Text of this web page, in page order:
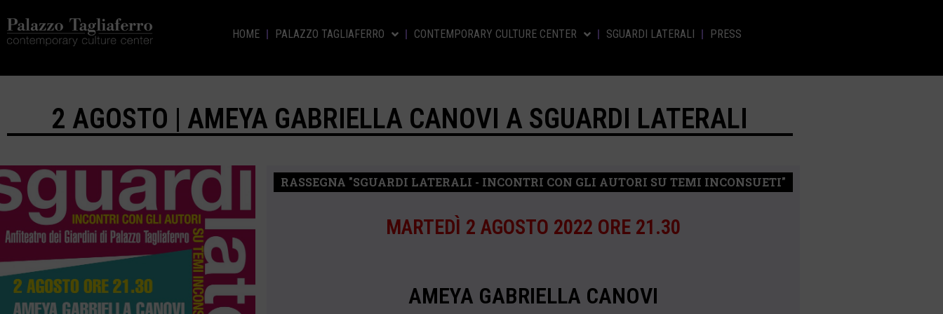
HOME PALAZZO TAGLIAFERRO CONTEMPORARY CULTURE CENTER SGUARDI LATERALI PRESS
2 AGOSTO | AMEYA GABRIELLA CANOVI A SGUARDI LATERALI
RASSEGNA "SGUARDI LATERALI - INCONTRI CON GLI AUTORI SU TEMI INCONSUETI"
MARTEDÌ 2 AGOSTO 2022 ORE 21.30
AMEYA GABRIELLA CANOVI